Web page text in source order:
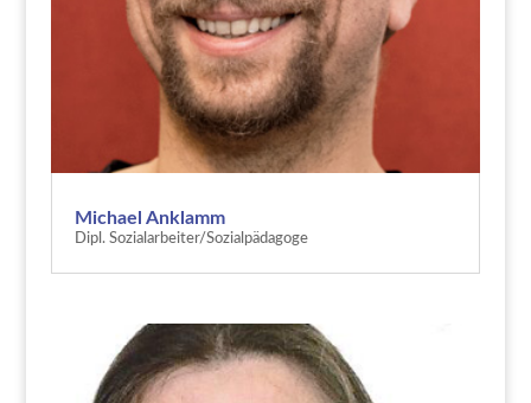
Michael Anklamm
Dipl. Sozialarbeiter/Sozialpädagoge